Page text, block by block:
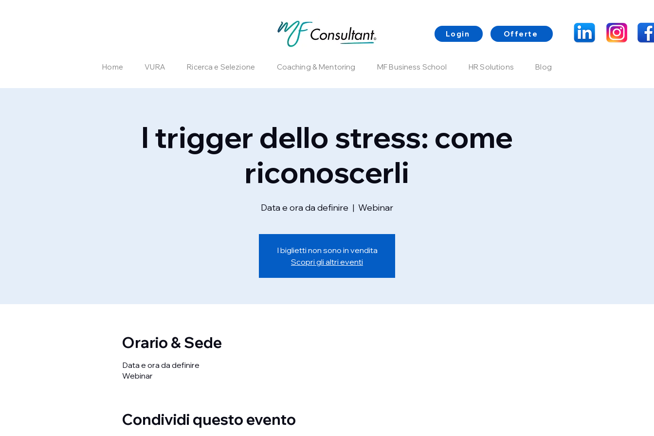
Login Offerte
Home VURA Ricerca e Selezione Coaching & Mentoring MF Business School HR Solutions Blog
I trigger dello stress: come
riconoscerli
Data e ora da definire
  |
Webinar
I biglietti non sono in vendita
Scopri gli altri eventi
Orario & Sede
Data e ora da definire
Webinar
Condividi questo evento